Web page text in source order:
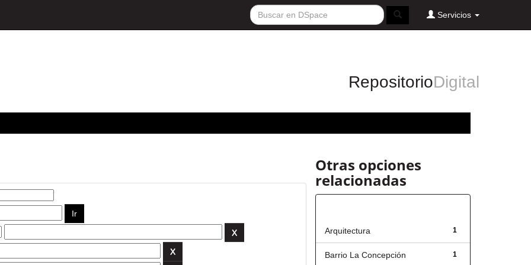
Servicios
RepositorioDigital
Otras opciones
relacionadas
1
Arquitectura
1
Barrio La Concepción